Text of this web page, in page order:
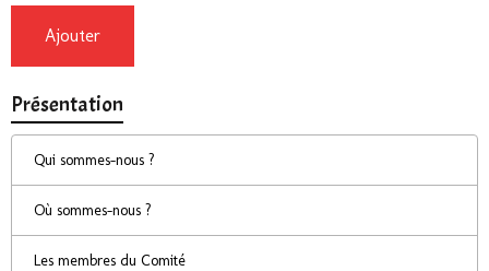
Ajouter
Présentation
Qui sommes-nous ?
Où sommes-nous ?
Les membres du Comité